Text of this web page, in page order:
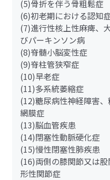
(5)骨折を伴う骨粗鬆症
(6)初老期における認知
(7)進行性核上性麻痺、
びパーキンソン病
(8)脊髄小脳変性症
(9)脊柱管狭窄症
(10)早老症
(11)多系統萎縮症
(12)糖尿病性神経障害
網膜症
(13)脳血管疾患
(14)閉塞性動脈硬化症
(15)慢性閉塞性肺疾患
(16)両側の膝関節又は
形性関節症